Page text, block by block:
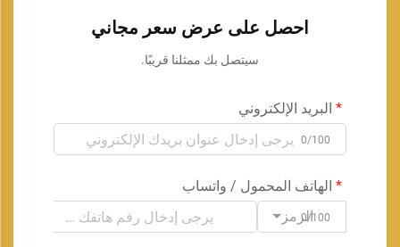
احصل على عرض سعر مجاني
سيتصل بك ممثلنا قريبًا.
البريد الإلكتروني
0/100
الهاتف المحمول / واتساب
الرمز0/100